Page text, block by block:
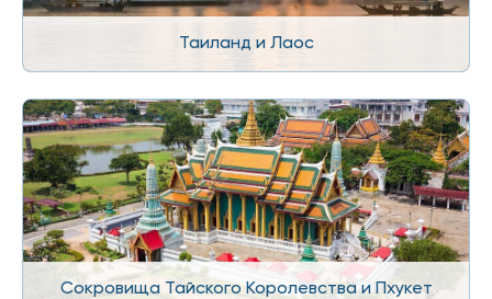
Таиланд и Лаос
Сокровища Тайского Королевства и Пхукет